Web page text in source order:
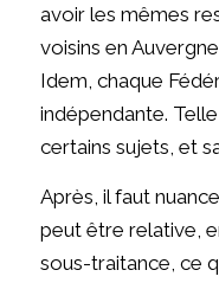
avoir les mêmes
voisins en
Idem, chaque
indépendante.
certains sujets, et
Après, il faut
peut être relative,
sous-traitance, ce